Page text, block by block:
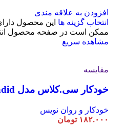
افزودن به علاقه مندی
انتخاب گزینه ها این محصول
ممکن است در صفحه محصول
مشاهده سریع
مقایسه
خودکار سی.کلاس مدل candid بسته 6 عددی
خودکار و روان نویس
۱۸۲.۰۰۰ تومان